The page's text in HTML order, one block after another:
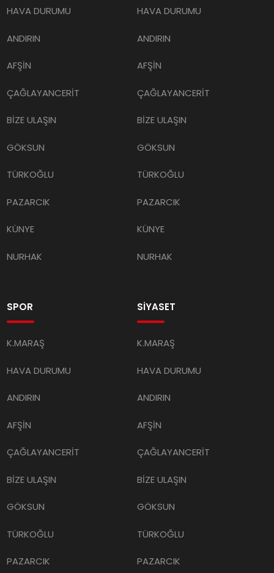
HAVA DURUMU
ANDIRIN
AFŞİN
ÇAĞLAYANCERİT
BİZE ULAŞIN
GÖKSUN
TÜRKOĞLU
PAZARCIK
KÜNYE
NURHAK
HAVA DURUMU
ANDIRIN
AFŞİN
ÇAĞLAYANCERİT
BİZE ULAŞIN
GÖKSUN
TÜRKOĞLU
PAZARCIK
KÜNYE
NURHAK
SPOR
K.MARAŞ
HAVA DURUMU
ANDIRIN
AFŞİN
ÇAĞLAYANCERİT
BİZE ULAŞIN
GÖKSUN
TÜRKOĞLU
PAZARCIK
SİYASET
K.MARAŞ
HAVA DURUMU
ANDIRIN
AFŞİN
ÇAĞLAYANCERİT
BİZE ULAŞIN
GÖKSUN
TÜRKOĞLU
PAZARCIK